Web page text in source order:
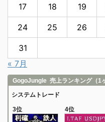
17 18 19
24 25 26
31
« 7月